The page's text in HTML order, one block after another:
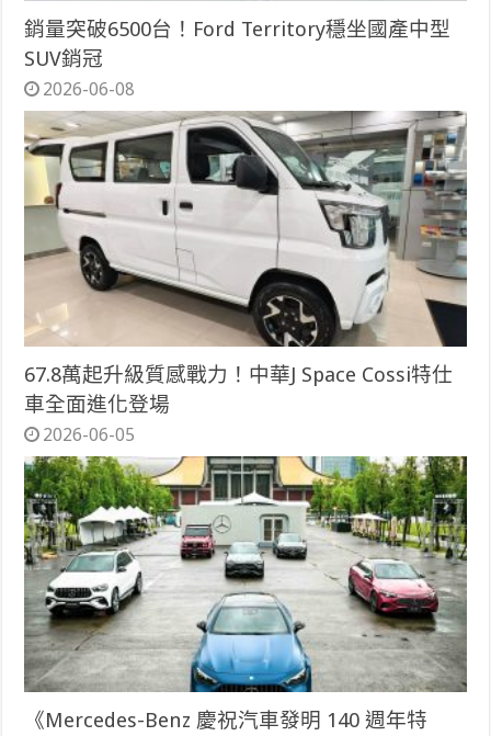
銷量突破6500台！Ford Territory穩坐國產中型
SUV銷冠
2026-06-08
67.8萬起升級質感戰力！中華J Space Cossi特仕
車全面進化登場
2026-06-05
《Mercedes-Benz 慶祝汽車發明 140 週年特